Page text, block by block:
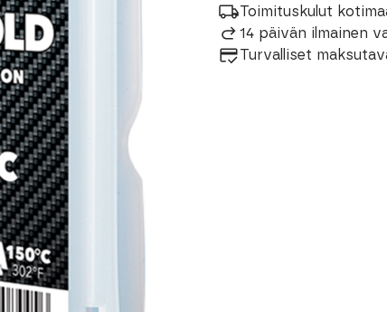
Toimituskulut
14 päivän ilmainen
Turvalliset